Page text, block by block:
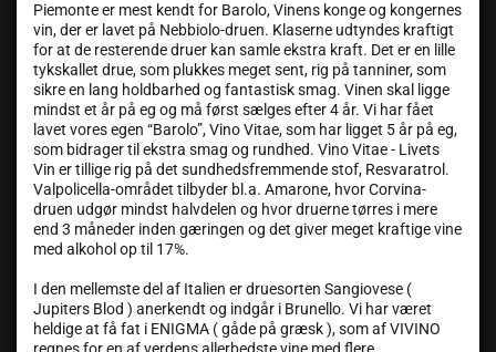
Piemonte er mest kendt for Barolo, Vinens konge og kongernes
vin, der er lavet på Nebbiolo-druen. Klaserne udtyndes kraftigt
for at de resterende druer kan samle ekstra kraft. Det er en lille
tykskallet drue, som plukkes meget sent, rig på tanniner, som
sikre en lang holdbarhed og fantastisk smag. Vinen skal ligge
mindst et år på eg og må først sælges efter 4 år. Vi har fået
lavet vores egen “Barolo”, Vino Vitae, som har ligget 5 år på eg,
som bidrager til ekstra smag og rundhed. Vino Vitae - Livets
Vin er tillige rig på det sundhedsfremmende stof, Resvaratrol.
Valpolicella-området tilbyder bl.a. Amarone, hvor Corvina-
druen udgør mindst halvdelen og hvor druerne tørres i mere
end 3 måneder inden gæringen og det giver meget kraftige vine
med alkohol op til 17%.
I den mellemste del af Italien er druesorten Sangiovese (
Jupiters Blod ) anerkendt og indgår i Brunello. Vi har været
heldige at få fat i ENIGMA ( gåde på græsk ), som af VIVINO